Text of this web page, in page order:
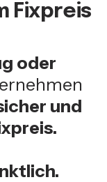
Fixpreis
oder
und